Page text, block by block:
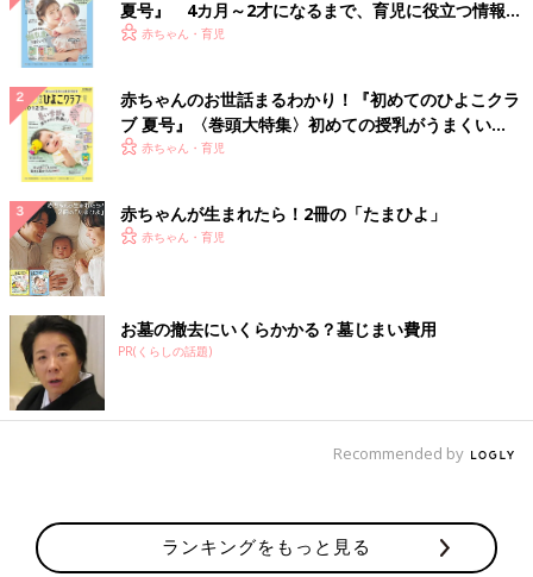
です。
【盛大にやりたいところですが…】
いし、子どももぐずりそうなので、3人で軽くお祝いをする予定
です。食事もいつもよりちょっと豪華にくらいです。選び取り
（将来占い・知恵比べ）と手足型、あとは写真が撮れたらと思っ
ています。
ケーキやお料理の準備
1歳のお誕生日はパパとママ、そして祖父母にとっても大きなイ
ベントです。気合いを入れてお料理や手作りケーキ！と思って
も、まだ1歳…食べられるものも限られています。先輩ママ達
は、月齢に合わせた無理のない食材を工夫して、かわいく美味し
いケーキやお料理を作り上げていました。たとえば、ヨーグルト
ケーキに見立てるなど、素敵なアイデアがたくさん寄せられてい
になることも。手毬ずしや角煮、お吸い物、鯛の塩焼き…。とは
いえ、まだまだ育児に手がかかる時期です。外食やお取り寄せな
夏号』 4カ月～2才になるまで、育児に役立つ情報が
いっぱい！
赤ちゃん・育児
赤ちゃんのお世話まるわかり！『初めてのひよこクラ
ブ 夏号』〈巻頭大特集〉初めての授乳がうまくい
く！ おっぱい・ミルクの基本と夏のトラブル 解決テ
赤ちゃん・育児
赤ちゃんが生まれたら！2冊の「たまひよ」
赤ちゃん・育児
お墓の撤去にいくらかかる？墓じまい費用
PR(くらしの話題)
Recommended by
ランキングをもっと見る